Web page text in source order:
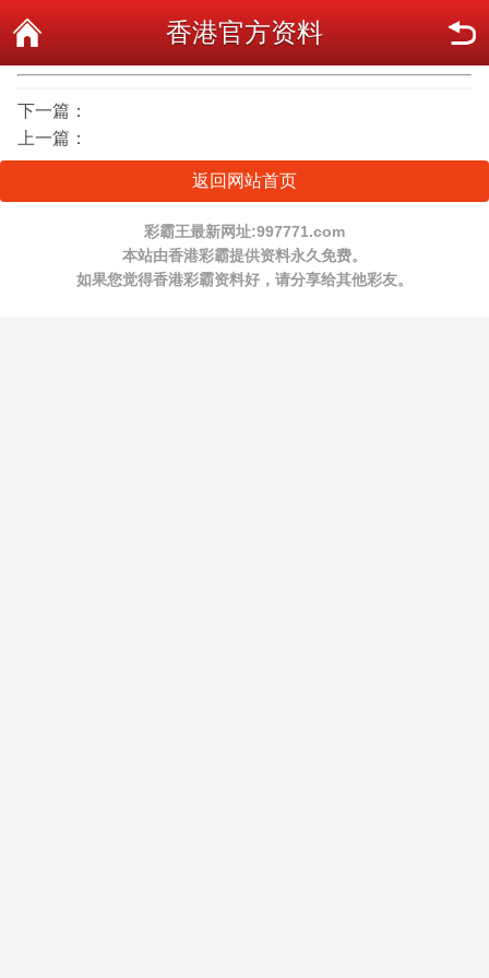
香港官方资料
下一篇：
上一篇：
返回网站首页
彩霸王最新网址:997771.com
本站由香港彩霸提供资料永久免费。
如果您觉得香港彩霸资料好，请分享给其他彩友。